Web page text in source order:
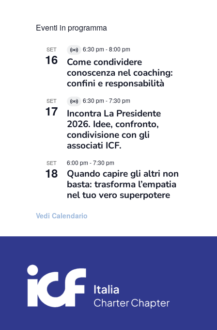
Eventi in programma
SET
16
Virtual
Evento
6:30 pm-8:00 pm
Come condividere
conoscenza nel coaching:
confini e responsabilità
SET
17
Virtual
Evento
6:30 pm-7:30 pm
Incontra La Presidente
2026. Idee, confronto,
condivisione con gli
associati ICF.
SET
18
6:00 pm-7:30 pm
Quando capire gli altri non
basta: trasforma l’empatia
nel tuo vero superpotere
Vedi Calendario